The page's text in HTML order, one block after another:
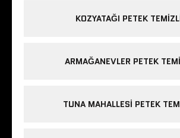
KOZYATAĞI PETEK
ARMAĞANEVLER PETEK
TUNA MAHALLESI PETEK